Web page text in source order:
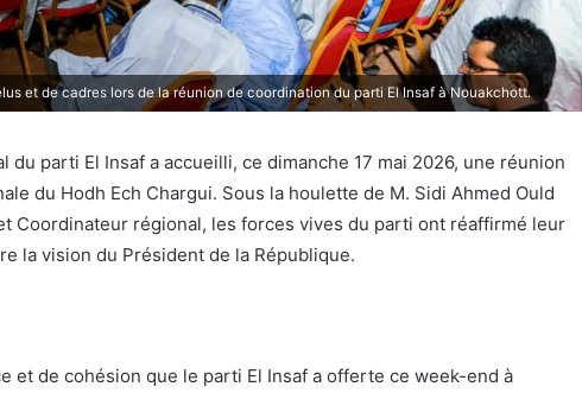
et de cadres lors de la réunion de coordination du parti El Insaf à Nouakchott.
du parti El Insaf a accueilli, ce dimanche 17 mai 2026, une réunion
du Hodh Ech Chargui. Sous la houlette de M. Sidi Ahmed Ould
Coordinateur régional, les forces vives du parti ont réaffirmé leur
la vision du Président de la République.
et de cohésion que le parti El Insaf a offerte ce week-end à